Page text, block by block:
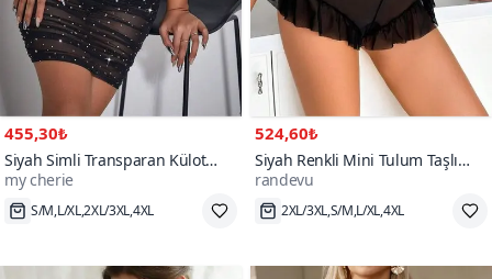
455,30₺
Siyah Simli Transparan Külot
Parça Takım Elbise
my cherie
Hızlı Kargo
524,60₺
Siyah Renkli Mini Tulum Taşlı
Gecelik
randevu
Hızlı Kargo